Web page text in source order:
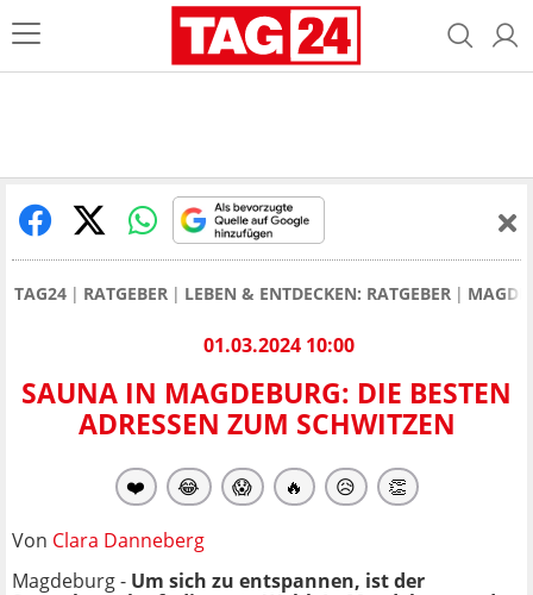
TAG24 RATGEBER LEBEN & ENTDECKEN: RATGEBER
01.03.2024 10:00
SAUNA IN MAGDEBURG: DIE BESTEN
ADRESSEN ZUM SCHWITZEN
❤️ 😂 😱 🔥 😥 👏
Von Clara Danneberg
Magdeburg - Um sich zu entspannen, ist der